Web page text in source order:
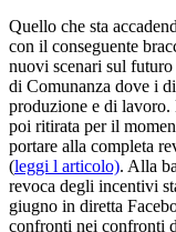
Quello che sta
con il conseguente
nuovi scenari sul
di Comunanza dove i
produzione e di lavoro.
poi ritirata per il
portare alla completa
(leggi l articolo). Alla
revoca degli incentivi
giugno in diretta
confronti nei confronti